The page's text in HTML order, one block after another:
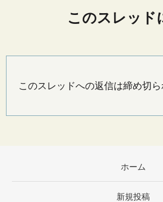
このスレッド
このスレッドへの返信は締め切ら
ホーム
新規投稿